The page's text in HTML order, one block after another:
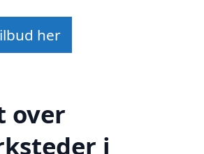
her
over
i